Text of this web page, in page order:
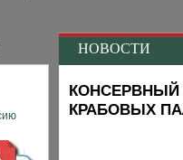
НОВОСТИ
КОНСЕРВНЫЙ
КРАБОВЫХ